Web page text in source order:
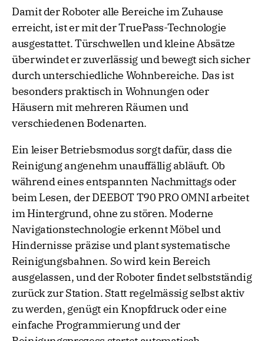
Damit der Roboter alle Bereiche im Zuhause
erreicht, ist er mit der TruePass-Technologie
ausgestattet. Türschwellen und kleine Absätze
überwindet er zuverlässig und bewegt sich sicher
durch unterschiedliche Wohnbereiche. Das ist
besonders praktisch in Wohnungen oder
Häusern mit mehreren Räumen und
verschiedenen Bodenarten.
Ein leiser Betriebsmodus sorgt dafür, dass die
Reinigung angenehm unauffällig abläuft. Ob
während eines entspannten Nachmittags oder
beim Lesen, der DEEBOT T90 PRO OMNI arbeitet
im Hintergrund, ohne zu stören. Moderne
Navigationstechnologie erkennt Möbel und
Hindernisse präzise und plant systematische
Reinigungsbahnen. So wird kein Bereich
ausgelassen, und der Roboter findet selbstständig
zurück zur Station. Statt regelmässig selbst aktiv
zu werden, genügt ein Knopfdruck oder eine
einfache Programmierung und der